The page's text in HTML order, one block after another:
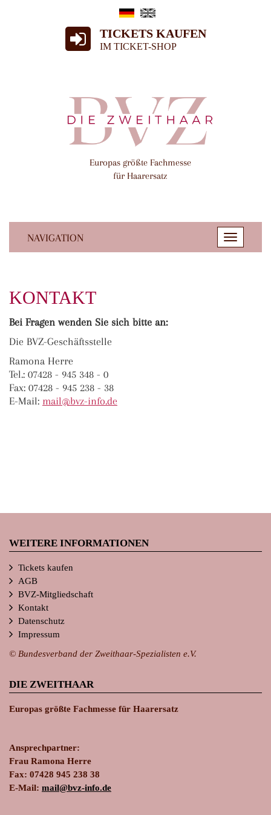
TICKETS KAUFEN
IM TICKET-SHOP
Europas größte Fachmesse
für Haarersatz
NAVIGATION
Toggle
KONTAKT
Bei Fragen wenden Sie sich bitte an:
Die BVZ-Geschäftsstelle
Ramona Herre
Tel.: 07428 - 945 348 - 0
Fax: 07428 - 945 238 - 38
E-Mail: mail@bvz-info.de
WEITERE INFORMATIONEN
Tickets kaufen
AGB
BVZ-Mitgliedschaft
Kontakt
Datenschutz
Impressum
© Bundesverband der Zweithaar-Spezialisten e.V.
DIE ZWEITHAAR
Europas größte Fachmesse für Haarersatz
Ansprechpartner:
Frau Ramona Herre
Fax: 07428 945 238 38
E-Mail: mail@bvz-info.de